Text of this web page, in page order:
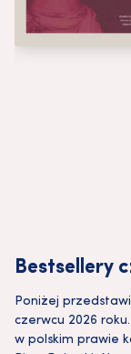
Bestsellery
Poniżej
czerwcu 2026
w polskim prawie